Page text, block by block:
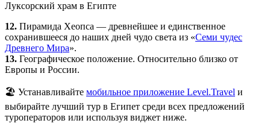
Луксорский храм в Египте
12. Пирамида Хеопса — древнейшее и единственное
сохранившееся до наших дней чудо света из «Семи чудес
Древнего Мира».
13. Географическое положение. Относительно близко от
Европы и России.
🏖 Устанавливайте мобильное приложение Level.Travel и
выбирайте лучший тур в Египет среди всех предложений
туроператоров или используя виджет ниже.